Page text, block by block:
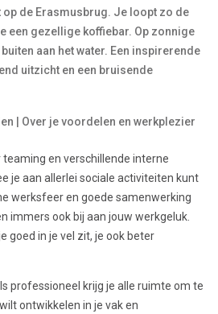
op de Erasmusbrug. Je loopt zo de
een gezellige koffiebar. Op zonnige
aan het water. Een inspirerende
uitzicht en een bruisende
| Over je voordelen en werkplezier
en verschillende interne
je aan allerlei sociale activiteiten kunt
werksfeer en goede samenwerking
immers ook bij aan jouw werkgeluk.
goed in je vel zit, je ook beter
professioneel krijg je alle ruimte om te
ontwikkelen in je vak en